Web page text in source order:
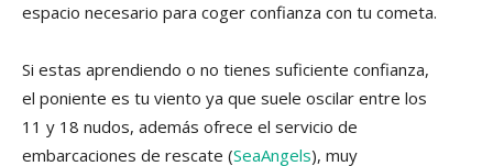
espacio necesario para coger confianza con tu cometa.
Si estas aprendiendo o no tienes suficiente confianza,
el poniente es tu viento ya que suele oscilar entre los
11 y 18 nudos, además ofrece el servicio de
embarcaciones de rescate (SeaAngels), muy